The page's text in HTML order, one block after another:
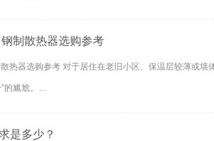
制散热器选购参考
热器选购参考 对于居住在老旧小区、保温层较薄或
”的尴尬。…
是多少？